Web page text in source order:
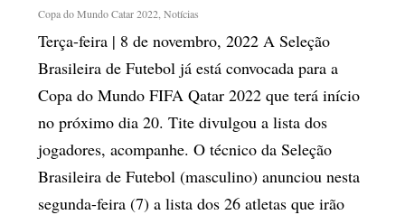
Copa do Mundo Catar 2022 ,Notícias
Terça-feira | 8 de novembro, 2022 A Seleção
Brasileira de Futebol já está convocada para a
Copa do Mundo FIFA Qatar 2022 que terá início
no próximo dia 20. Tite divulgou a lista dos
jogadores, acompanhe. O técnico da Seleção
Brasileira de Futebol (masculino) anunciou nesta
segunda-feira (7) a lista dos 26 atletas que irão